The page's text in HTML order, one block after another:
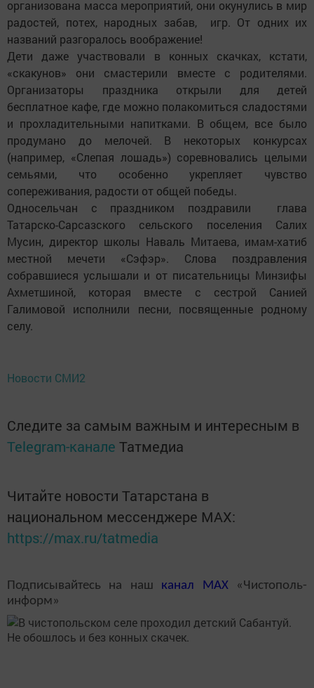
организована масса мероприятий, они окунулись в мир
радостей, потех, народных забав, игр. От одних их
названий разгоралось воображение!
Дети даже участвовали в конных скачках, кстати,
«скакунов» они смастерили вместе с родителями.
Организаторы праздника открыли для детей
бесплатное кафе, где можно полакомиться сладостями
и прохладительными напитками. В общем, все было
продумано до мелочей. В некоторых конкурсах
(например, «Слепая лошадь») соревновались целыми
семьями, что особенно укрепляет чувство
сопереживания, радости от общей победы.
Односельчан с праздником поздравили глава
Татарско-Сарсазского сельского поселения Салих
Мусин, директор школы Наваль Митаева, имам-хатиб
местной мечети «Сэфэр». Слова поздравления
собравшиеся услышали и от писательницы Минзифы
Ахметшиной, которая вместе с сестрой Санией
Галимовой исполнили песни, посвященные родному
селу.
Новости СМИ2
Следите за самым важным и интересным в
Telegram-канале Татмедиа
Читайте новости Татарстана в
национальном мессенджере MАХ:
https://max.ru/tatmedia
Подписывайтесь на наш канал MAX«Чистополь-
информ»